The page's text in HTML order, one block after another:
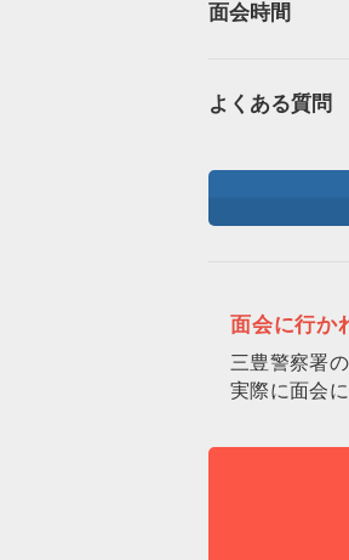
面会時間
よくある質問
面会に行か
三豊警察署
実際に面会